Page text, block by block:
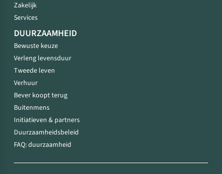
Zakelijk
Services
DUURZAAMHEID
Bewuste keuze
Verleng levensduur
Tweede leven
Verhuur
Bever koopt terug
Buitenmens
Initiatieven & partners
Duurzaamheidsbeleid
FAQ: duurzaamheid